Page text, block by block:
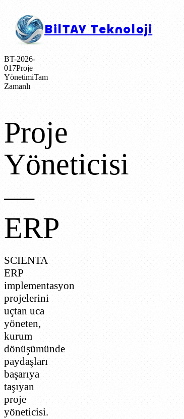
BilTAY Teknoloji
BT-2026-
017Proje
YönetimiTam
Zamanlı
Proje
Yöneticisi
—
ERP
SCIENTA
ERP
implementasyon
projelerini
uçtan uca
yöneten,
kurum
dönüşümünde
paydaşları
başarıya
taşıyan
proje
yöneticisi.